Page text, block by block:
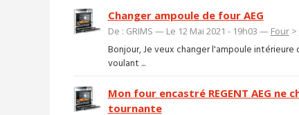
Changer ampoule de four AEG
De : GRIMS — Le 12 Mai 2021 - 19h03 — Four>
Bonjour, Je veux changer l'ampoule intérieure
voulant ...
Mon four encastré REGENT AEG ne
tournante